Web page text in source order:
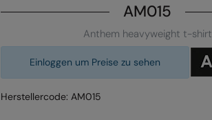
AM015
Anthem heavyweight t-shirt
Einloggen um Preise zu sehen
Herstellercode: AM015